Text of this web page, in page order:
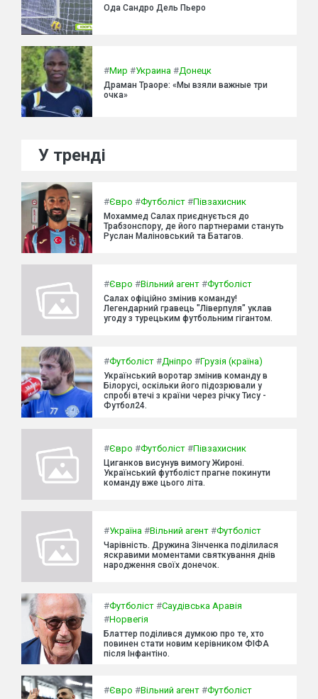
Ода Сандро Дель Пьеро
#Мир #Украина #Донецк
Драман Траоре: «Мы взяли важные три
очка»
У тренді
#Євро #Футболіст #Півзахисник
Мохаммед Салах приєднується до
Трабзонспору, де його партнерами стануть
Руслан Маліновський та Батагов.
#Євро #Вільний агент #Футболіст
Салах офіційно змінив команду!
Легендарний гравець "Ліверпуля" уклав
угоду з турецьким футбольним гігантом.
#Футболіст #Дніпро #Грузія (країна)
Український воротар змінив команду в
Білорусі, оскільки його підозрювали у
спробі втечі з країни через річку Тису -
Футбол24.
#Євро #Футболіст #Півзахисник
Циганков висунув вимогу Жироні.
Український футболіст прагне покинути
команду вже цього літа.
#Україна #Вільний агент #Футболіст
Чарівність. Дружина Зінченка поділилася
яскравими моментами святкування днів
народження своїх донечок.
#Футболіст #Саудівська Аравія
#Норвегія
Блаттер поділився думкою про те, хто
повинен стати новим керівником ФІФА
після Інфантіно.
#Євро #Вільний агент #Футболіст